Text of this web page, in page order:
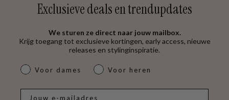
Exclusieve deals en trendupdates
We sturen ze direct naar jouw mailbox.
Krijg toegang tot exclusieve kortingen, early access, nieuwe
releases en stylinginspiratie.
dames & heren
Voor dames Voor heren